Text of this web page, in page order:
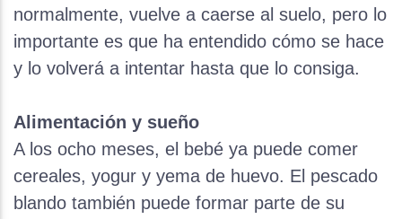
normalmente, vuelve a caerse al suelo, pero lo
importante es que ha entendido cómo se hace
y lo volverá a intentar hasta que lo consiga.​
Alimentación y sueño
A los ocho meses, el bebé ya puede comer
cereales, yogur y yema de huevo. El pescado
blando también puede formar parte de su